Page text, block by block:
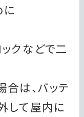
クなどで二
は、バッテ
して屋内に